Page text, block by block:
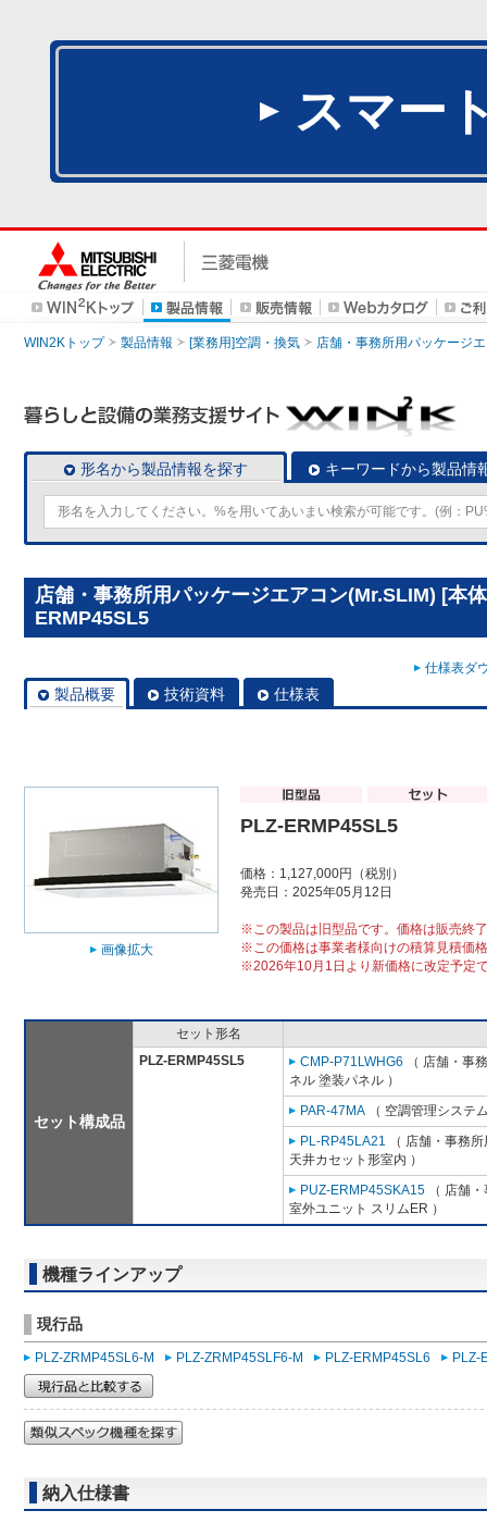
スマー
WIN2Kトップ 製品情報 [業務用]空調・換気 店舗・事務所用パッケージ
形名から製品情報を探す キーワードから製品情
店舗・事務所用パッケージエアコン(Mr.SLIM) [本
ERMP45SL5
仕様表ダ
製品概要 技術資料 仕様表
画像拡大
PLZ-ERMP45SL5
価格：1,127,000円（税別）
発売日：2025年05月12日
※この製品は旧型品です。価格は販売終
※この価格は事業者様向けの積算見積価
※2026年10月1日より新価格に改定予定
セット構成品
セット形名
PLZ-ERMP45SL5
CMP-P71LWHG6 （ 店舗・事
ネル 塗装パネル ）
PAR-47MA （ 空調管理システ
PL-RP45LA21 （ 店舗・事務
天井カセット形室内 ）
PUZ-ERMP45SKA15 （ 店舗
室外ユニット スリムER ）
機種ラインアップ
現行品
PLZ-ZRMP45SL6-M PLZ-ZRMP45SLF6-M PLZ-ERMP45SL6 PLZ-
納入仕様書